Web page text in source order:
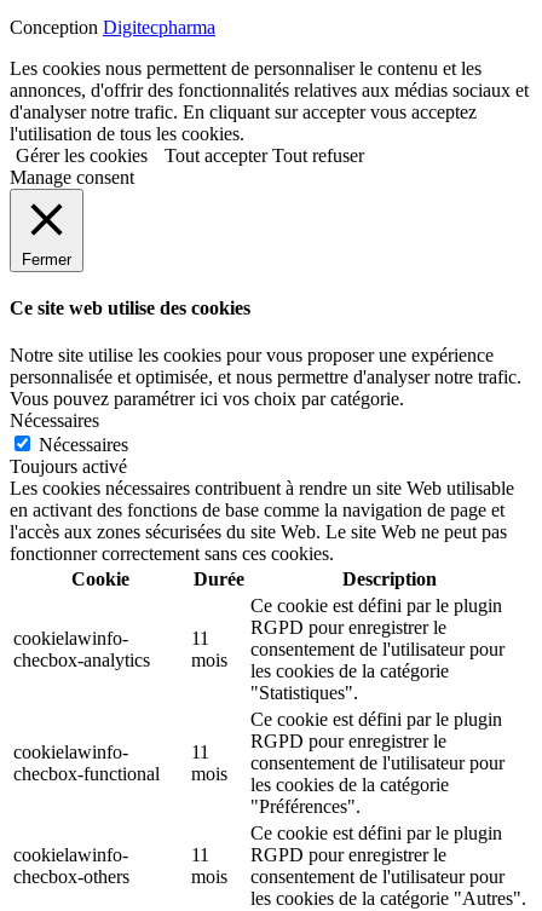
Conception Digitecpharma
Les cookies nous permettent de personnaliser le contenu et les
annonces, d'offrir des fonctionnalités relatives aux médias sociaux et
d'analyser notre trafic. En cliquant sur accepter vous acceptez
l'utilisation de tous les cookies.
Gérer les cookies
Tout accepterTout refuser
Manage consent
Fermer
Ce site web utilise des cookies
Notre site utilise les cookies pour vous proposer une expérience
personnalisée et optimisée, et nous permettre d'analyser notre trafic.
Vous pouvez paramétrer ici vos choix par catégorie.
Nécessaires
Nécessaires
Toujours activé
Les cookies nécessaires contribuent à rendre un site Web utilisable
en activant des fonctions de base comme la navigation de page et
l'accès aux zones sécurisées du site Web. Le site Web ne peut pas
fonctionner correctement sans ces cookies.
Cookie
Durée Description
cookielawinfo-
checbox-analytics
11
mois
Ce cookie est défini par le plugin
RGPD pour enregistrer le
consentement de l'utilisateur pour
les cookies de la catégorie
"Statistiques".
cookielawinfo-
checbox-functional
11
mois
Ce cookie est défini par le plugin
RGPD pour enregistrer le
consentement de l'utilisateur pour
les cookies de la catégorie
"Préférences".
cookielawinfo-
checbox-others
11
mois
Ce cookie est défini par le plugin
RGPD pour enregistrer le
consentement de l'utilisateur pour
les cookies de la catégorie "Autres".